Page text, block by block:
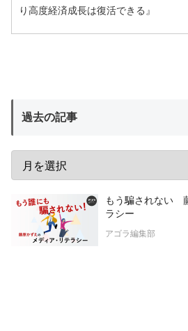
り高度経済成長は復活できる』
過去の記事
もう騙されない
ラシー
アゴラ編集部